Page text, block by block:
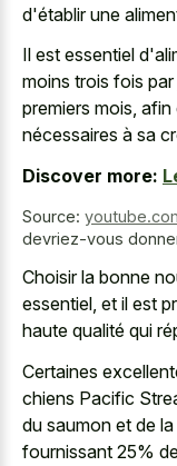
d'établir une
Il est essentiel
moins trois fois
premiers mois,
nécessaires à sa
Discover more:
Source:
devriez-vous
Choisir la bonne
essentiel, et il est
haute qualité qui
Certaines
chiens Pacific
du saumon et de
fournissant 25%